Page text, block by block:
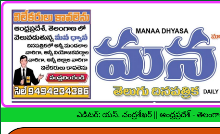
ఎడిటర్: యస్. చంద్రశేఖర్ || ఆంధ్రప్రదేశ్ -